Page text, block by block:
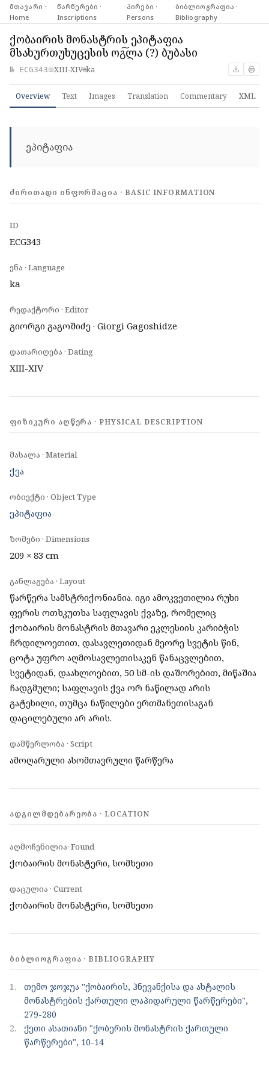
მთავარი ·
Home
·წარწერები ·
Inscriptions
·პირები ·
Persons
·ბიბლიოგრაფია ·
Bibliography
ქობაირის მონასტრის ეპიტაფია
მსახურთუხუცესის ოგ͠ლა (?) ბუბასი
№ ECG343📅XIII-XIV🌐ka
Overview Text Images Translation Commentary XML
ეპიტაფია
ᲫᲘᲠᲘᲗᲐᲓᲘ ᲘᲜᲤᲝᲠᲛᲐᲪᲘᲐ · BASIC INFORMATION
ID
ECG343
ენა · Language
ka
რედაქტორი · Editor
გიორგი გაგოშიძე · Giorgi Gagoshidze
დათარიღება · Dating
XIII-XIV
ᲤᲘᲖᲘᲙᲣᲠᲘ ᲐᲦᲬᲔᲠᲐ · PHYSICAL DESCRIPTION
მასალა · Material
ქვა
ობიექტი · Object Type
ეპიტაფია
ზომები · Dimensions
209 × 83 cm
განლაგება · Layout
წარწერა სამსტრიქონიანია. იგი ამოკვეთილია რუხი
ფერის ოთხკუთხა საფლავის ქვაზე, რომელიც
ქობაირის მონასტრის მთავარი ეკლესიის კარიბჭის
ჩრდილოეთით, დასავლეთიდან მეორე სვეტის წინ,
ცოტა უფრო აღმოსავლეთისაკენ წანაცვლებით,
სვეტიდან, დაახლოებით, 50 სმ-ის დაშორებით, მიწაშია
ჩადგმული; საფლავის ქვა ორ ნაწილად არის
გატეხილი, თუმცა ნაწილები ერთმანეთისაგან
დაცილებული არ არის.
დამწერლობა · Script
ამოღარული ასომთავრული წარწერა
ᲐᲓᲒᲘᲚᲛᲓᲔᲑᲐᲠᲔᲝᲑᲐ · LOCATION
აღმოჩენილია· Found
ქობაირის მონასტერი, სომხეთი
დაცულია · Current
ქობაირის მონასტერი, სომხეთი
ᲑᲘᲑᲚᲘᲝᲒᲠᲐᲤᲘᲐ · BIBLIOGRAPHY
1.
თემო ჯოჯუა "ქობაირის, ჰნევანქისა და ახტალის
მონასტრების ქართული ლაპიდარული წარწერები",
279-280
2.
ქეთი ასათიანი "ქობერის მონასტრის ქართული
წარწერები", 10-14